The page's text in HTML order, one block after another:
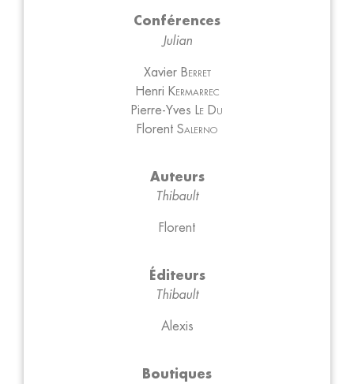
Conférences
Julian
Xavier Berret
Henri Kermarrec
Pierre-Yves Le Du
Florent Salerno
Auteurs
Thibault
Florent
Éditeurs
Thibault
Alexis
Boutiques